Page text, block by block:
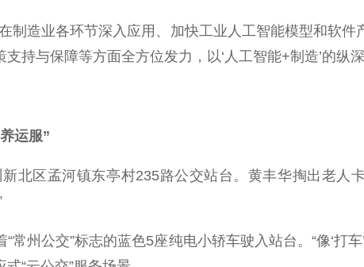
造业各环节深入应用、加快工业人工智能模型和软件
持与保障等方面全方位发力，以‘人工智能+制造’的纵
运服”
区孟河镇东亭村235路公交站台。黄丰华掏出老人
州公交”标志的蓝色5座纯电小轿车驶入站台。“像‘打